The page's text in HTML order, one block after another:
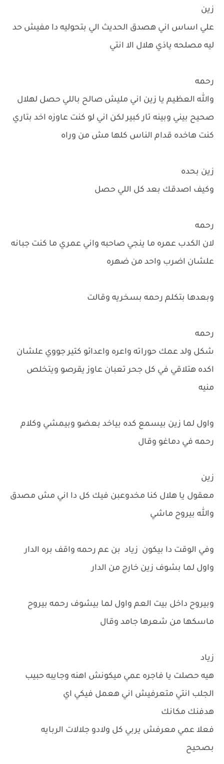
زين
علي اساس اني هصدق الحديث الي بتحوليه دا مفيش حد
ليه مصلحه ياذي هلال الا انتي
رحمه
والله العظيم يا زين اني مليش صالح باللي حصل لهلال
صحيح بيني وبينه تار كبير لكن اني لو كنت عاوزه اخد بتاري
كنت هاخده قدام الناس كلها مش من وراه
زين بحده
وكيف اصدقك بعد كل اللي حصل
رحمه
لان الكدب عمره ما ينجي صاحبه واني عمري ما كنت جبانه
علشان اضرب واحد من ضهره
وبعدها بتكلم رحمه بسخريه وقالت
رحمه
شكل ولد عمك حوراته واعره واعدائو كتير جووي علشان
اكده هتلاقي في كل جحر تعبان عاوز يقرصو ويتخلص
منيه
واول لما زين بيسمع كده بياخد بعضو وبيمشي وكلام
رحمه في دماغو وقال
زين
معقول يا هلال كنا مخدوعبن فيك كل دا اني مش مصدق
والله بيروح ماشي
وفي الوقت دا بيكون زياد بن عم رحمه واقف بره الدار
واول لما بشوف زين خارج من الدار
وبيروح داخل بيت العم واول لما بيشوف رحمه بيروح
ماسكها من شعرها جامد وقال
زياد
هيه حصلت يا فاجره عمي ميكونش اهنه وجايبه حبيب
الجلب انتي متعرفيش اني هعمل فيكي اي
هدفنك مكانك
فعلا عمي معرفش يربي كل ولادو جلالات الربايه
بصحيح